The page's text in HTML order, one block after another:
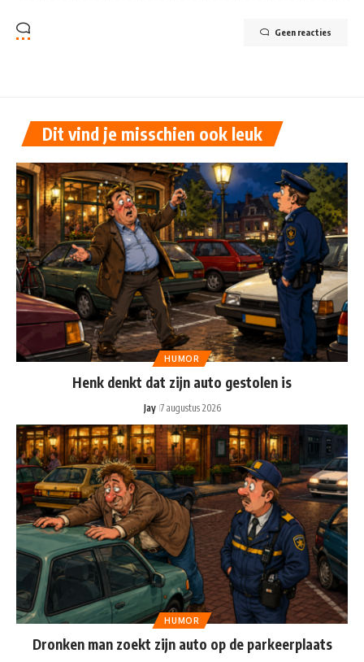
Geen reacties
Dit vind je misschien ook leuk
HUMOR
Henk denkt dat zijn auto gestolen is
Jay 7 augustus 2026
HUMOR
Dronken man zoekt zijn auto op de parkeerplaats